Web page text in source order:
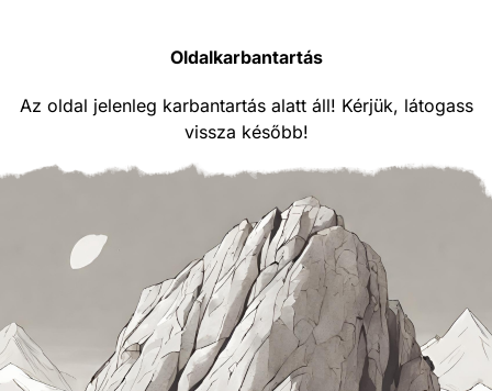
Oldalkarbantartás
Az oldal jelenleg karbantartás alatt áll! Kérjük, látogass
vissza később!